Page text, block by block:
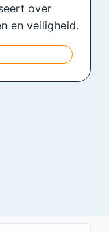
over
en veiligheid.